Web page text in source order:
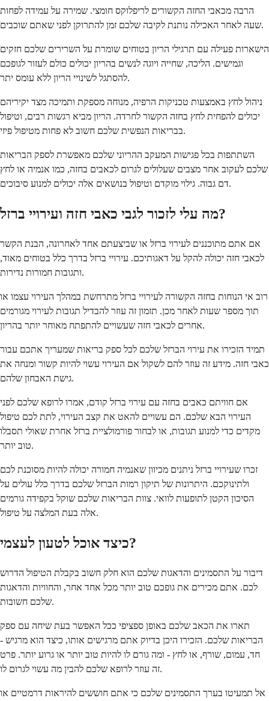
הרבה מכאבי החזה הקשורים לריפלוקס חומצי. שמירה על עמידה לפחות
שעה לאחר האכילה נותנת לקיבה שלכם זמן להתרוקן לפני שאתם שוכבים.
הישארות פעילה עם תרגילי הריון בטוחים שומרת על השרירים שלכם חזקים
וגמישים. הליכה, שחייה ויוגה לנשים בהריון יכולים כולם לעזור לגופכם
להסתגל לשינויי הריון ללא עומס יתר.
ניהול לחץ באמצעות טכניקות הרפיה, מנוחה מספקת ותמיכה מצד יקיריהם
יכולים להפחית לחץ בחזה הקשור לחרדה. הריון מביא רגשות רבים, וטיפול
בבריאות הנפשית שלכם חשוב לא פחות מטיפול פיזי.
השתתפות בכל פגישות המעקב ההריוני שלכם מאפשרת לספק הבריאות
שלכם לעקוב אחר מצבים שעלולים לגרום לכאבים בחזה, כמו אנמיה או לחץ
דם גבוה. גילוי מוקדם וטיפול בנושאים אלה יכולים למנוע סיבוכים.
מה עלי לזכור לגבי כאבי חזה ועירויי ברזל?
אם אתם מתוכננים לעירוי ברזל או שביצעתם אחד לאחרונה, הבנת הקשר
לכאבי חזה יכולה להקל על דאגותיכם. עירויי ברזל בדרך כלל בטוחים מאוד,
ותגובות חמורות נדירות.
רוב אי הנוחות בחזה הקשורה לעירויי ברזל מתרחשת במהלך העירוי עצמו או
תוך מספר שעות לאחר מכן. תזמון זה עוזר להבדיל תגובות לעירוי מגורמים
אחרים לכאבי חזה שעשויים להתפתח מאוחר יותר בהריון.
תמיד הזכירו את עירוי הברזל שלכם לכל ספק בריאות שמעריך אתכם עבור
כאבי חזה. מידע זה עוזר להם לשקול אם העירוי עשוי להיות קשור ומנחה את
גישת האבחון שלהם.
אם חוויתם כאבים בחזה עם עירוי ברזל קודם, אמרו לרופא שלכם לפני
העירוי הבא שלכם. הם עשויים להאט את קצב העירוי, לתת לכם טיפול
מקדים כדי למנוע תגובות, או לבחור פורמולציית ברזל אחרת שאולי תסבלו
טוב יותר.
זכרו שעירויי ברזל ניתנים מכיוון שאנמיה חמורה יכולה להיות מסוכנת לכם
ולתינוקכם. היתרונות של תיקון רמות הברזל שלכם בדרך כלל עולים על
הסיכון הקטן לתופעות לוואי. צוות הבריאות שלכם שוקל בקפידה גורמים
אלה בעת המלצה על טיפול.
כיצד אוכל לטעון לעצמי?
דיבור על התסמינים והדאגות שלכם הוא חלק חשוב בקבלת הטיפול הדרוש
לכם. אתם מכירים את גופכם טוב יותר מכל אחד אחר, והחוויות והדאגות
שלכם חשובות.
תארו את הכאב שלכם באופן ספציפי ככל האפשר בעת שיחה עם ספק
הבריאות שלכם. הזכירו היכן בדיוק אתם מרגישים אותו, כיצד הוא מרגיש -
חד, עמום, שורף, או לחץ - ומה גורם לו להיות טוב יותר או גרוע יותר. פרט
זה עוזר לרופא שלכם להבין מה עשוי לגרום לו.
אל תמעיטו בערך התסמינים שלכם כי אתם חוששים להיראות דרמטיים או